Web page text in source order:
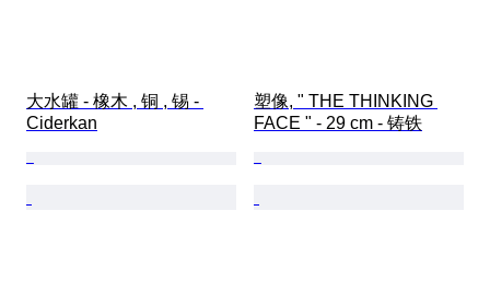
大水罐 - 橡木 , 铜 , 锡 -
Ciderkan
塑像, " THE THINKING
FACE " - 29 cm - 铸铁